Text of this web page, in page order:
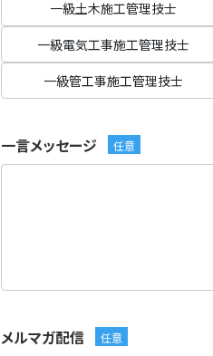
一級土木施工管理技士
一級電気工事施工管理技士
一級管工事施工管理技士
一言メッセージ 任意
メルマガ配信 任意